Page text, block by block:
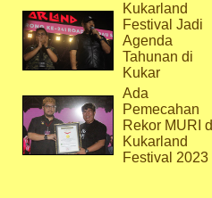
Kukarland
Festival Jadi
Agenda
Tahunan di
Kukar
Ada
Pemecahan
Rekor MURI
Kukarland
Festival 2023